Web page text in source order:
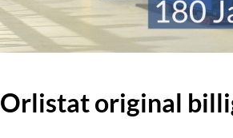
Orlistat original